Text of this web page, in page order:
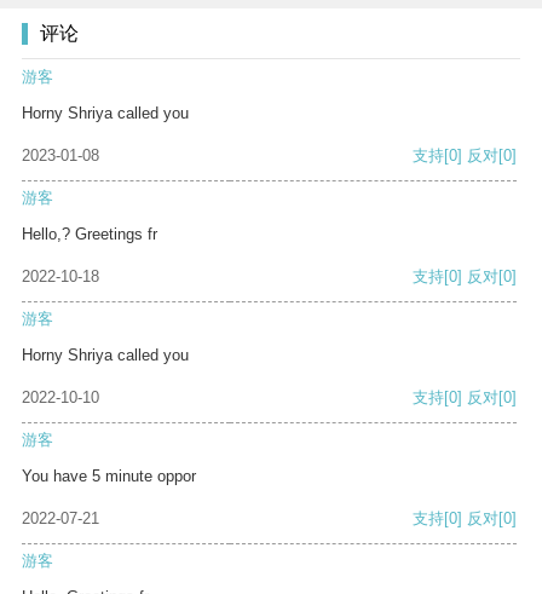
评论
游客
Horny Shriya called you
2023-01-08 支持[0] 反对[0]
游客
Hello,? Greetings fr
2022-10-18 支持[0] 反对[0]
游客
Horny Shriya called you
2022-10-10 支持[0] 反对[0]
游客
You have 5 minute oppor
2022-07-21 支持[0] 反对[0]
游客